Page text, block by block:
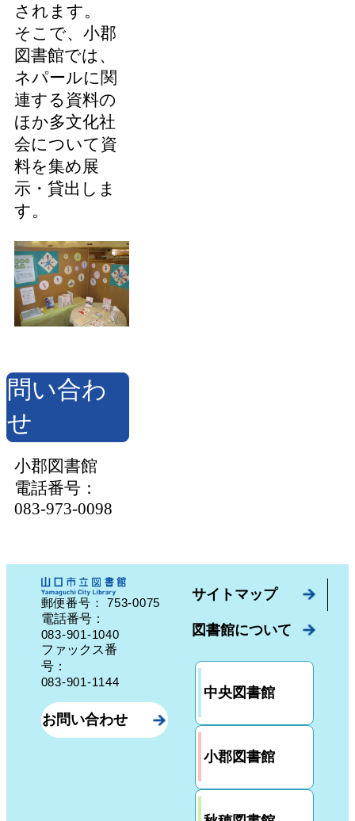
されます。
そこで、小郡
図書館では、
ネパールに関
連する資料の
ほか多文化社
会について資
料を集め展
示・貸出しま
す。
問い合わ
せ
小郡図書館
電話番号：
083-973-0098
郵便番号：753-0075 山口県山口市中園町７番７号
電話番号：
083-901-1040
ファックス番
号：
083-901-1144
お問い合わせ
サイトマップ
図書館について
中央図書館
小郡図書館